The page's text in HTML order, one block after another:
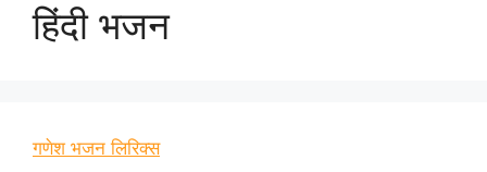
हिंदी भजन
गणेश भजन लिरिक्स